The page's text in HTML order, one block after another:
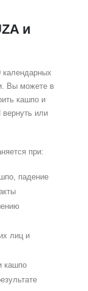
и
календарных
Вы можете в
кашпо и
вернуть или
при:
падение
лиц и
кашпо